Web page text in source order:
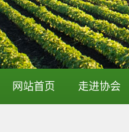
网站首页 走进协会